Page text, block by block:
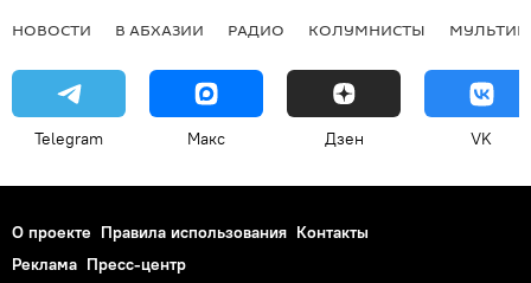
НОВОСТИ В АБХАЗИИ РАДИО КОЛУМНИСТЫ
Telegram Макс Дзен VK
О проекте Правила использования Контакты
Реклама Пресс-центр